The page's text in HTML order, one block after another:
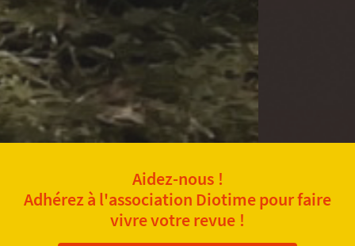
Aidez-nous !
Adhérez à l'association Diotime pour faire
vivre votre revue !